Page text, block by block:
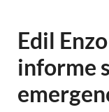
Edil
informe